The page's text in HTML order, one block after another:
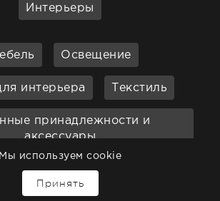
Интерьеры
Освещение
интерьера Текстиль
принадлежности и
аксессуары
Ванная Садовая мебель
Мы используем cookie
Принять